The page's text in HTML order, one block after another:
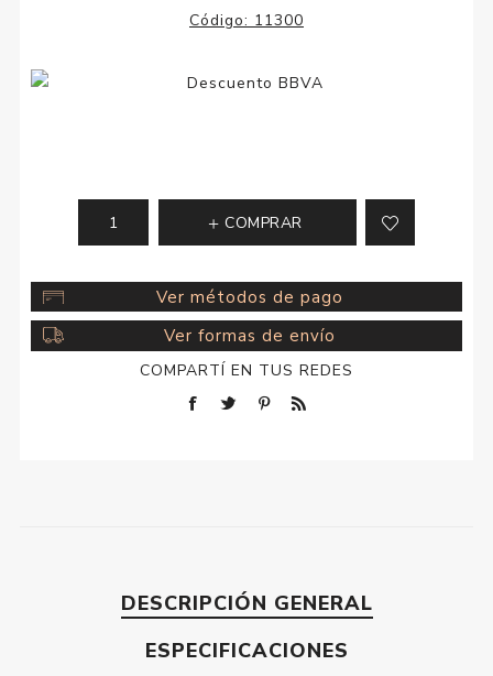
Código: 11300
COMPRAR
Ver métodos de pago
Ver formas de envío
COMPARTÍ EN TUS REDES
DESCRIPCIÓN GENERAL
ESPECIFICACIONES